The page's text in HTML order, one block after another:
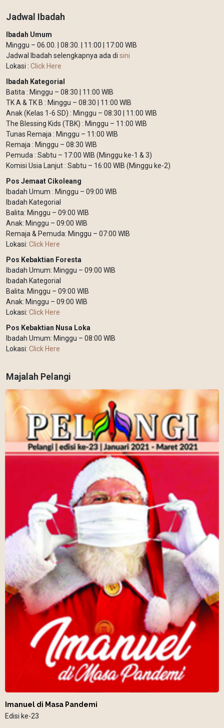
Jadwal Ibadah
Ibadah Umum
Minggu – 06.00. | 08:30. | 11:00 | 17:00 WIB
Jadwal Ibadah selengkapnya ada di sini
Lokasi : Click Here
Ibadah Kategorial
Batita : Minggu – 08:30 | 11:00 WIB
TK A & TK B : Minggu – 08:30 | 11:00 WIB
Anak (Kelas 1-6 SD) : Minggu – 08:30 | 11:00 WIB
The Blessing Kids (TBK) : Minggu – 11:00 WIB
Tunas Remaja : Minggu – 11:00 WIB
Remaja : Minggu – 08:30 WIB
Pemuda : Sabtu – 17:00 WIB (Minggu ke-1 & 3)
Komisi Usia Lanjut : Sabtu – 16:00 WIB (Minggu ke-2)
Pos Jemaat Cikoleang
Ibadah Umum : Minggu – 09:00 WIB
Ibadah Kategorial
Balita: Minggu – 09:00 WIB
Anak: Minggu – 09:00 WIB
Remaja & Pemuda: Minggu – 07:00 WIB
Lokasi: Click Here
Pos Kebaktian Foresta
Ibadah Umum: Minggu – 09:00 WIB
Ibadah Kategorial
Balita: Minggu – 09:00 WIB
Anak: Minggu – 09:00 WIB
Lokasi: Click Here
Pos Kebaktian Nusa Loka
Ibadah Umum: Minggu – 08:00 WIB
Lokasi: Click Here
Majalah Pelangi
Imanuel di Masa Pandemi
Edisi ke-23